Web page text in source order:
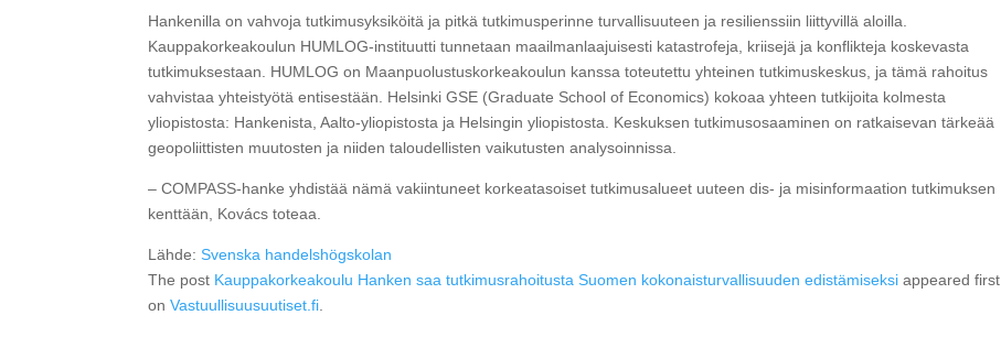
Hankenilla on vahvoja tutkimusyksiköitä ja pitkä tutkimusperinne turvallisuuteen ja resilienssiin liittyvillä aloilla.
Kauppakorkeakoulun HUMLOG-instituutti tunnetaan maailmanlaajuisesti katastrofeja, kriisejä ja konflikteja koskevasta
tutkimuksestaan. HUMLOG on Maanpuolustuskorkeakoulun kanssa toteutettu yhteinen tutkimuskeskus, ja tämä rahoitus
vahvistaa yhteistyötä entisestään. Helsinki GSE (Graduate School of Economics) kokoaa yhteen tutkijoita kolmesta
yliopistosta: Hankenista, Aalto-yliopistosta ja Helsingin yliopistosta. Keskuksen tutkimusosaaminen on ratkaisevan tärkeää
geopoliittisten muutosten ja niiden taloudellisten vaikutusten analysoinnissa.
– COMPASS-hanke yhdistää nämä vakiintuneet korkeatasoiset tutkimusalueet uuteen dis- ja misinformaation tutkimuksen
kenttään, Kovács toteaa.
Lähde:Svenska handelshögskolan
The post Kauppakorkeakoulu Hanken saa tutkimusrahoitusta Suomen kokonaisturvallisuuden edistämiseksi appeared first
onVastuullisuusuutiset.fi